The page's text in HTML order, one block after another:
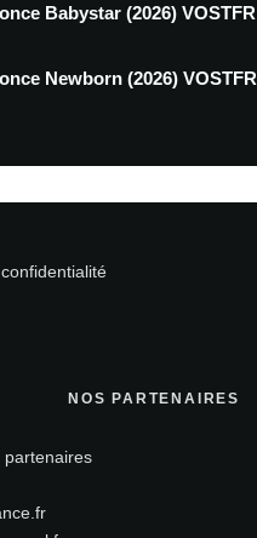
Babystar (2026) VOSTFR
Newborn (2026) VOSTFR
NOS PARTENAIRES
partenaires